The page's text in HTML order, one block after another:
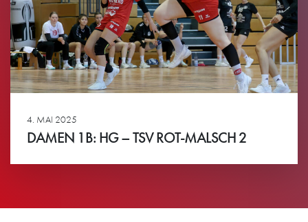
4. MAI 2025
DAMEN 1B: HG – TSV ROT-MALSCH 2